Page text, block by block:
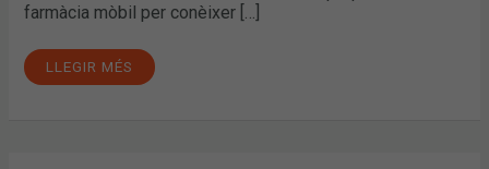
farmàcia mòbil per conèixer […]
LLEGIR MÉS